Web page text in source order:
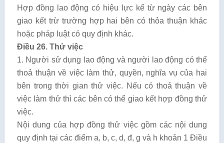
Hợp đồng lao động có hiệu lực kể từ ngày các bên
giao kết trừ trường hợp hai bên có thỏa thuận khác
hoặc pháp luật có quy định khác.
Điều 26. Thử việc
1. Người sử dụng lao động và người lao động có thể
thoả thuận về việc làm thử, quyền, nghĩa vụ của hai
bên trong thời gian thử việc. Nếu có thoả thuận về
việc làm thử thì các bên có thể giao kết hợp đồng thử
việc.
Nội dung của hợp đồng thử việc gồm các nội dung
quy định tại các điểm a, b, c, d, đ, g và h khoản 1 Điều